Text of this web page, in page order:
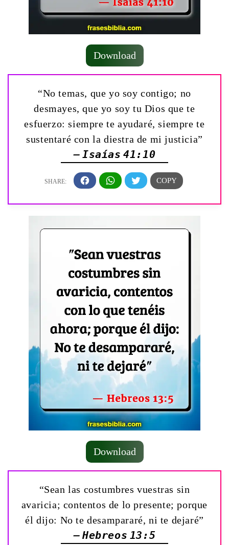
Download
“No temas, que yo soy contigo; no
desmayes, que yo soy tu Dios que te
esfuerzo: siempre te ayudaré, siempre te
sustentaré con la diestra de mi justicia”
— Isaías 41:10
Download
“Sean las costumbres vuestras sin
avaricia; contentos de lo presente; porque
él dijo: No te desampararé, ni te dejaré”
— Hebreos 13:5